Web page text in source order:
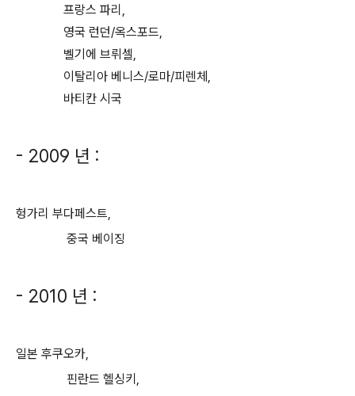
프랑스 파리,
영국 런던/옥스포드,
벨기에 브뤼셀,
이탈리아 베니스/로마/피렌체,
바티칸 시국
- 2009 년 :
헝가리 부다페스트,
중국 베이징
- 2010 년 :
일본 후쿠오카,
핀란드 헬싱키,